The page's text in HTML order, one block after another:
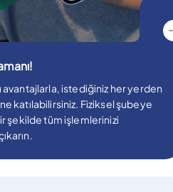
avantajlarla, istediğiniz her yerden
katılabilirsiniz. Fiziksel şubeye
şekilde tüm işlemlerinizi